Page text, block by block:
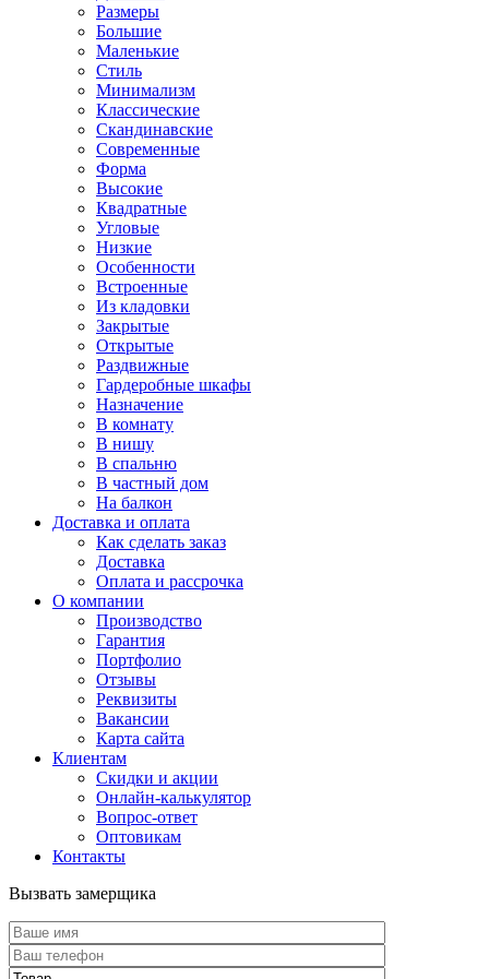
Размеры
Большие
Маленькие
Стиль
Минимализм
Классические
Скандинавские
Современные
Форма
Высокие
Квадратные
Угловые
Низкие
Особенности
Встроенные
Из кладовки
Закрытые
Открытые
Раздвижные
Гардеробные шкафы
Назначение
В комнату
В нишу
В спальню
В частный дом
На балкон
Доставка и оплата
Как сделать заказ
Доставка
Оплата и рассрочка
О компании
Производство
Гарантия
Портфолио
Отзывы
Реквизиты
Вакансии
Карта сайта
Клиентам
Скидки и акции
Онлайн-калькулятор
Вопрос-ответ
Оптовикам
Контакты
Вызвать замерщика